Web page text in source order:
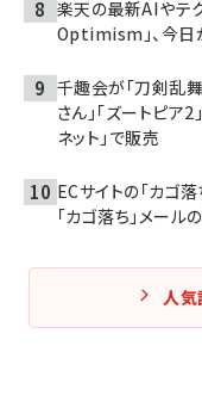
楽天の最新AIやテ
Optimism」、今日
千趣会が「刀剣乱
さん」「ズートピア
ネット」で販売
ECサイトの「カゴ
「カゴ落ち」メー
人気